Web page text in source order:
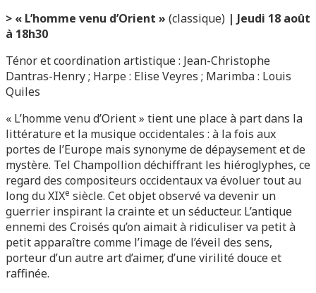
> « L’homme venu d’Orient » (classique) | Jeudi 18 août
à 18h30
Ténor et coordination artistique : Jean-Christophe
Dantras-Henry ; Harpe : Elise Veyres ; Marimba : Louis
Quiles
« L’homme venu d’Orient » tient une place à part dans la
littérature et la musique occidentales : à la fois aux
portes de l’Europe mais synonyme de dépaysement et de
mystère. Tel Champollion déchiffrant les hiéroglyphes, ce
regard des compositeurs occidentaux va évoluer tout au
long du XIXe siècle. Cet objet observé va devenir un
guerrier inspirant la crainte et un séducteur. L’antique
ennemi des Croisés qu’on aimait à ridiculiser va petit à
petit apparaître comme l’image de l’éveil des sens,
porteur d’un autre art d’aimer, d’une virilité douce et
raffinée.